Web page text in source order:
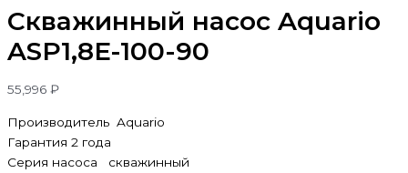
Скважинный насос Aquario
ASP1,8E-100-90
55,996 ₽
Производитель Aquario
Гарантия 2 года
Серия насоса скважинный